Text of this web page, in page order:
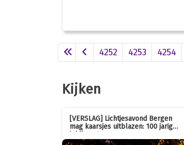
4252 4253 4254
Kijken
[VERSLAG] Lichtjesavond Bergen
mag kaarsjes uitblazen: 100 jarig
jubileum!